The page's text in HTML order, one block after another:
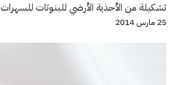
تشكيلة من الأحذية الأرضي للبنوتات للسهرات
25 مارس 2014